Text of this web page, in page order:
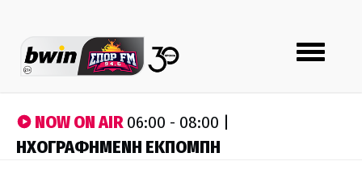
Toggle
navigation
NOW ON AIR06:00 - 08:00 |
ΗΧΟΓΡΑΦΗΜΕΝΗ ΕΚΠΟΜΠΗ